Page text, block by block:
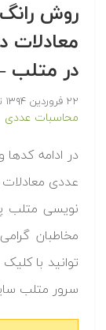
روش
در متلب‬‬ — بخش سوم
۲۲ فروردین ۱۳۹۴
محاسبات عددی
‫در ادامه کدها
نویسی متلب
مخاطبان
توانید با
سرور متلب